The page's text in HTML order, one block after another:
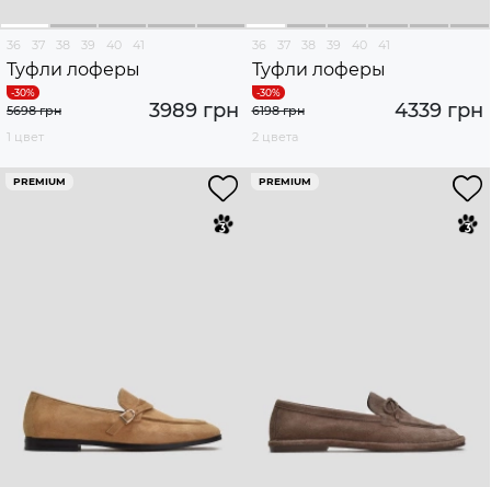
36 37 38 39 40 41
Туфли лоферы
3989 грн
5698 грн
1 цвет
36 37 38 39 40 41
Туфли лоферы
4339 грн
6198 грн
2 цвета
PREMIUM PREMIUM